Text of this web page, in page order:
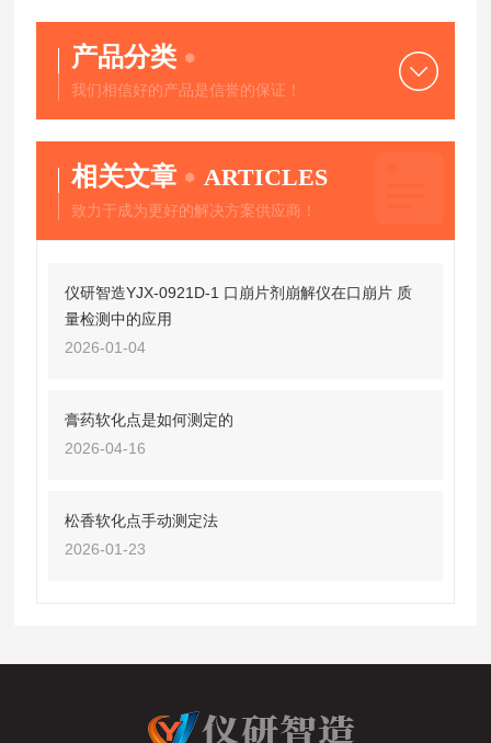
产品分类
我们相信好的产品是信誉的保证！
相关文章 ARTICLES
致力于成为更好的解决方案供应商！
仪研智造YJX-0921D-1 口崩片剂崩解仪在口崩片 质
量检测中的应用
2026-01-04
膏药软化点是如何测定的
2026-04-16
松香软化点手动测定法
2026-01-23